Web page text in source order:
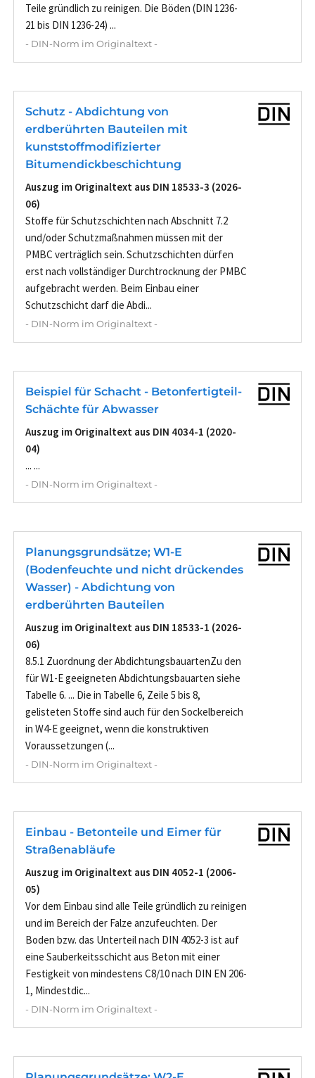
Teile gründlich zu reinigen. Die Böden (DIN 1236-
21 bis DIN 1236-24) ...
- DIN-Norm im Originaltext -
Schutz - Abdichtung von
erdberührten Bauteilen mit
kunststoffmodifizierter
Bitumendickbeschichtung
Auszug im Originaltext aus DIN 18533-3 (2026-
06)
Stoffe für Schutzschichten nach Abschnitt 7.2
und/oder Schutzmaßnahmen müssen mit der
PMBC verträglich sein. Schutzschichten dürfen
erst nach vollständiger Durchtrocknung der PMBC
aufgebracht werden. Beim Einbau einer
Schutzschicht darf die Abdi...
- DIN-Norm im Originaltext -
Beispiel für Schacht - Betonfertigteil-
Schächte für Abwasser
Auszug im Originaltext aus DIN 4034-1 (2020-
04)
... ...
- DIN-Norm im Originaltext -
Planungsgrundsätze; W1-E
(Bodenfeuchte und nicht drückendes
Wasser) - Abdichtung von
erdberührten Bauteilen
Auszug im Originaltext aus DIN 18533-1 (2026-
06)
8.5.1 Zuordnung der AbdichtungsbauartenZu den
für W1-E geeigneten Abdichtungsbauarten siehe
Tabelle 6. ... Die in Tabelle 6, Zeile 5 bis 8,
gelisteten Stoffe sind auch für den Sockelbereich
in W4-E geeignet, wenn die konstruktiven
Voraussetzungen (...
- DIN-Norm im Originaltext -
Einbau - Betonteile und Eimer für
Straßenabläufe
Auszug im Originaltext aus DIN 4052-1 (2006-
05)
Vor dem Einbau sind alle Teile gründlich zu reinigen
und im Bereich der Falze anzufeuchten. Der
Boden bzw. das Unterteil nach DIN 4052-3 ist auf
eine Sauberkeitsschicht aus Beton mit einer
Festigkeit von mindestens C8/10 nach DIN EN 206-
1, Mindestdic...
- DIN-Norm im Originaltext -